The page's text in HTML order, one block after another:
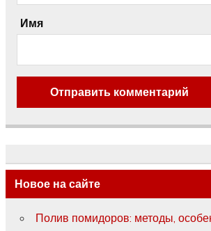
Имя
Новое на сайте
Полив помидоров: методы,